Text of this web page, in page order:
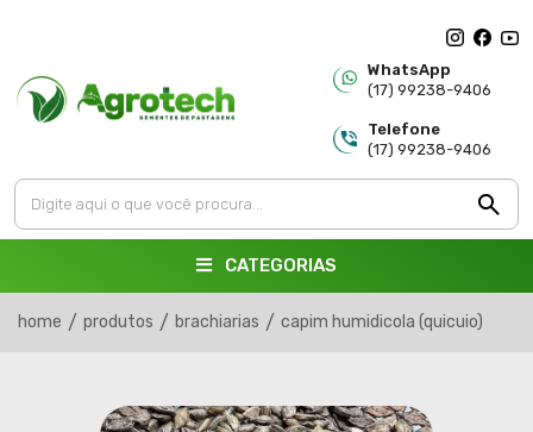
WhatsApp
(17) 99238-9406
Telefone
(17) 99238-9406
CATEGORIAS
home / produtos / brachiarias / capim humidicola (quicuio)